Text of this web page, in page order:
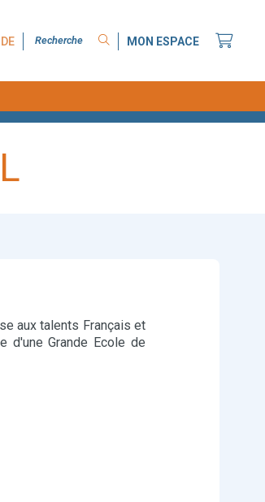
MON ESPACE
aux talents Français et
d'une Grande Ecole de